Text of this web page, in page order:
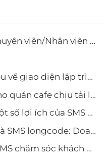
VIVAS tuyển dụng Chuyên viên/Nhân viên Digital Marketing (Digital Marketing Specialist/Executive)
API là gì? Tìm hiểu về giao diện lập trình ứng dụng và 1 số ứng dụng thiết thực
Giải pháp Wifi cho quán cafe chịu tải lên tới 100 người dùng
SMS API là gì? Một số lợi ích của SMS API và top 5 đơn vị cung cấp SMS API chất lượng
SMS shortcode và SMS longcode: Doanh nghiệp phù hợp với loại hình nào?
4 Mẫu tin nhắn SMS chăm sóc khách hàng hay nhất hiện nay